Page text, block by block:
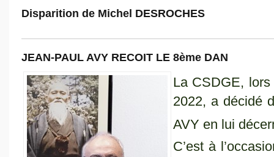
Disparition de Michel DESROCHES
JEAN-PAUL AVY RECOIT LE 8ème DAN
La CSDGE,
2022, a décidé
AVY en lui
C’est à